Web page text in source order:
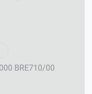
BRE710/00